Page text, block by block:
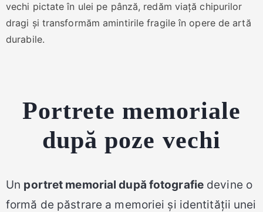
vechi pictate în ulei pe pânză, redăm viață chipurilor
dragi și transformăm amintirile fragile în opere de artă
durabile.
Portrete memoriale
după poze vechi
Un portret memorial după fotografiedevine o
formă de păstrare a memoriei și identității unei